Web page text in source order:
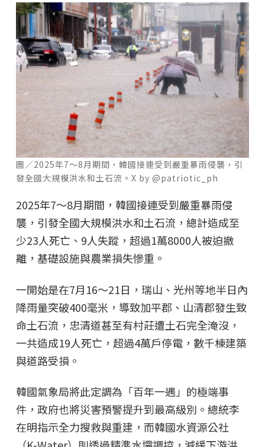
圖／2025年7～8月期間，韓國接連受到嚴重暴雨侵襲，引
發全國大規模洪水和土石流。X by @patriotic_ph
2025年7～8月期間，韓國接連受到嚴重暴雨侵
襲，引發全國大規模洪水和土石流，總計造成至
少23人死亡、9人失蹤，超過1萬8000人被迫撤
離，基礎設施與農業損失慘重。
一開始是在7月16～21日，瑞山、光州等地半日內
降雨量突破400毫米，導致加平郡、山清郡發生致
命土石流，忠清道甚至有村莊遭土石完全淹沒，
一共造成19人死亡，超過4萬戶停電，數千棟建築
與道路受損。
韓國氣象局將此定調為「百年一遇」的極端事
件，政府也將災害預警提升到最高級別。總統李
在明指示全力搜救與重建，而韓國水資源公社